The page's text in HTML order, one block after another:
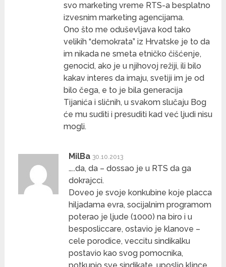
svo marketing vreme RTS-a besplatno
izvesnim marketing agencijama.
Ono što me oduševljava kod tako
velikih “demokrata” iz Hrvatske je to da
im nikada ne smeta etničko čišćenje,
genocid, ako je u njihovoj režiji, ili bilo
kakav interes da imaju, svetiji im je od
bilo čega, e to je bila generacija
Tijanića i sličnih, u svakom slučaju Bog
će mu suditi i presuditi kad već ljudi nisu
mogli.
MilBa 30.10.2013
…..da, da – dossao je u RTS da ga
dokrajcci.
Doveo je svoje konkubine koje placca
hiljadama evra, socijalnim programom
poterao je ljude (1000) na biro i u
besposliccare, ostavio je klanove –
cele porodice, veccitu sindikalku
postavio kao svog pomocnika,